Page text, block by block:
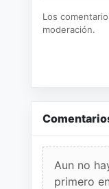
Los
moderación.
Aun no
primero